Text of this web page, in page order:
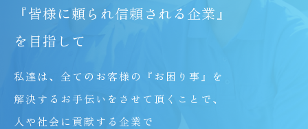
『皆様に頼られ信頼される企業』
を目指して
私達は、全てのお客様の『お困り事』を
解決するお手伝いをさせて頂くことで、
人や社会に貢献する企業で